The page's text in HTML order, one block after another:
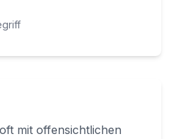
klebriger Stuh...
mit offensichtlichen